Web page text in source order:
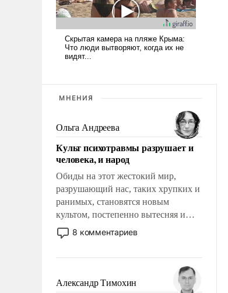
МНЕНИЯ
Ольга Андреева
Культ психотравмы разрушает и
человека, и народ
Обиды на этот жестокий мир,
разрушающий нас, таких хрупких и
ранимых, становятся новым
культом, постепенно вытесняя и
отменяя традиционное требование к
человеку – быть мужественным и
на себя ответственность, помогать
слабым, идти вперед и
8 комментариев
Александр Тимохин